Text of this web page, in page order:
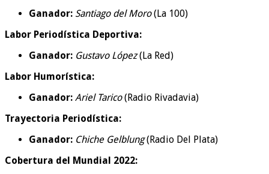
Ganador: Santiago del Moro(La 100)
Labor Periodística Deportiva:
Ganador: Gustavo López(La Red)
Labor Humorística:
Ganador: Ariel Tarico(Radio Rivadavia)
Trayectoria Periodística:
Ganador: Chiche Gelblung(Radio Del Plata)
Cobertura del Mundial 2022: